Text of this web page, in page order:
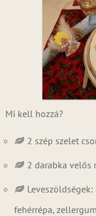
Mi kell hozzá?
2 szép szelet
2 darabka velős
fehérrépa,